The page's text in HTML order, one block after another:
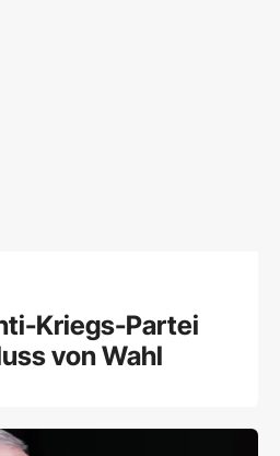
Kriegs-Partei
von Wahl